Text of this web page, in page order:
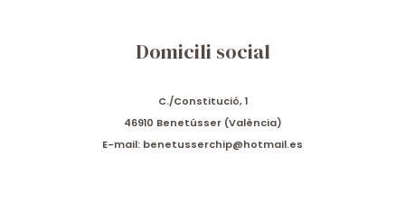
Domicili social
C./Constitució, 1
46910 Benetússer (València)
E-mail: benetusserchip@hotmail.es